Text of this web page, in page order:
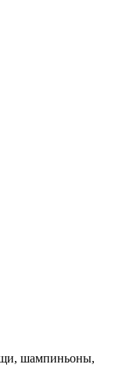
шампиньоны,